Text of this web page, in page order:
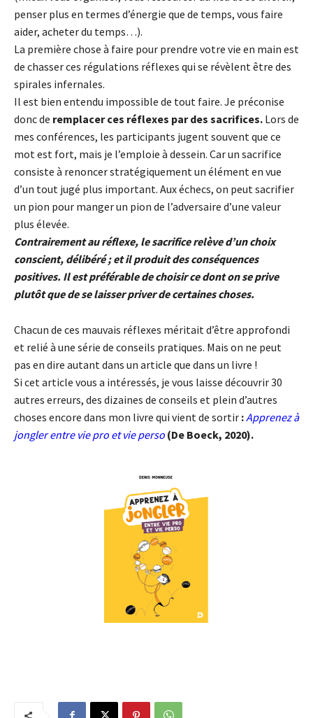
penser plus en termes d’énergie que de temps, vous faire
aider, acheter du temps…).
La première chose à faire pour prendre votre vie en main est
de chasser ces régulations réflexes qui se révèlent être des
spirales infernales.
Il est bien entendu impossible de tout faire. Je préconise
donc de remplacer ces réflexes par des sacrifices. Lors de
mes conférences, les participants jugent souvent que ce
mot est fort, mais je l’emploie à dessein. Car un sacrifice
consiste à renoncer stratégiquement un élément en vue
d’un tout jugé plus important. Aux échecs, on peut sacrifier
un pion pour manger un pion de l’adversaire d’une valeur
plus élevée.
Contrairement au réflexe, le sacrifice relève d’un choix
conscient, délibéré ; et il produit des conséquences
positives. Il est préférable de choisir ce dont on se prive
plutôt que de se laisser priver de certaines choses.
Chacun de ces mauvais réflexes méritait d’être approfondi
et relié à une série de conseils pratiques. Mais on ne peut
pas en dire autant dans un article que dans un livre !
Si cet article vous a intéressés, je vous laisse découvrir 30
autres erreurs, des dizaines de conseils et plein d’autres
choses encore dans mon livre qui vient de sortir :Apprenez à
jongler entre vie pro et vie perso (De Boeck, 2020).